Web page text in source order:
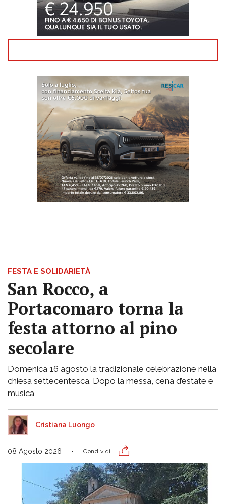
FESTA E SOLIDARIETÀ
San Rocco, a
Portacomaro torna la
festa attorno al pino
secolare
Domenica 16 agosto la tradizionale celebrazione nella
chiesa settecentesca. Dopo la messa, cena d’estate e
musica
Cristiana Luongo
08 Agosto 2026 Condividi